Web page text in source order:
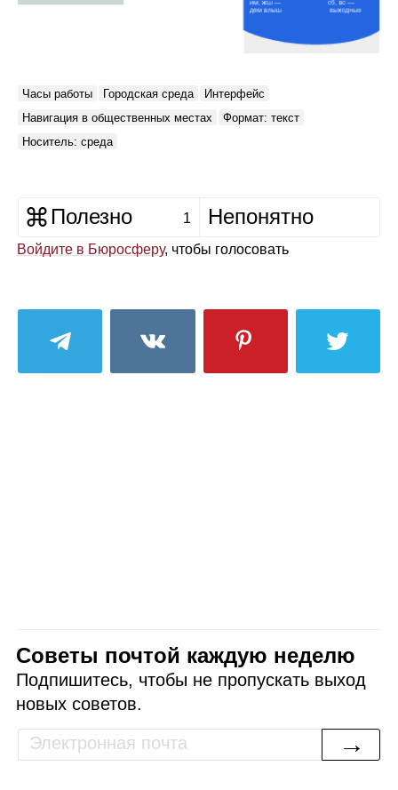
Часы работы Городская среда
Интерфейс
Навигация в общественных местах
Формат: текст
Носитель: среда
Полезно 1 Непонятно
Войдите в Бюросферу, чтобы голосовать
Советы почтой каждую неделю
Подпишитесь, чтобы не пропускать выход
новых советов.
→